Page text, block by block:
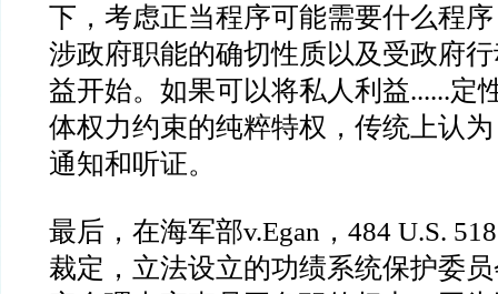
下，考虑正当程序可能需要什么程
涉政府职能的确切性质以及受政府
益开始。如果可以将私人利益......定
体权力约束的纯粹特权，传统上认
通知和听证。
最后，在海军部v.Egan ， 484 U.S. 518
裁定，立法设立的功绩系统保护委